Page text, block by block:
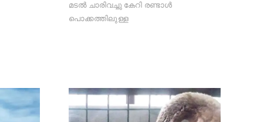
മടൽ ചാരിവച്ചു കേറി രണ്ടാൾ
പൊക്കത്തിലുള്ള